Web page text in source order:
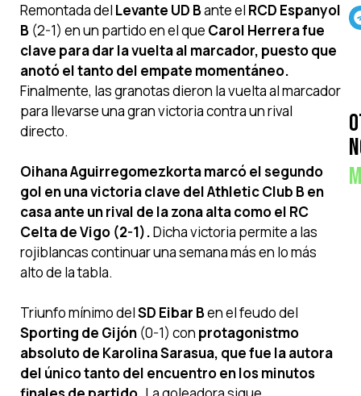
Remontada del Levante UD Bante el RCD Espanyol
B (2-1) en un partido en el que Carol Herrera fue
clave para dar la vuelta al marcador, puesto que
anotó el tanto del empate momentáneo.
Finalmente, las granotas dieron la vuelta al marcador
para llevarse una gran victoria contra un rival
directo.
Oihana Aguirregomezkorta marcó el segundo
gol en una victoria clave del Athletic Club B en
casa ante un rival de la zona alta como el RC
Celta de Vigo (2-1).Dicha victoria permite a las
rojiblancas continuar una semana más en lo más
alto de la tabla.
Triunfo mínimo delSD Eibar Ben el feudo del
Sporting de Gijón (0-1) con protagonistmo
absoluto de Karolina Sarasua, que fue la autora
del único tanto del encuentro en los minutos